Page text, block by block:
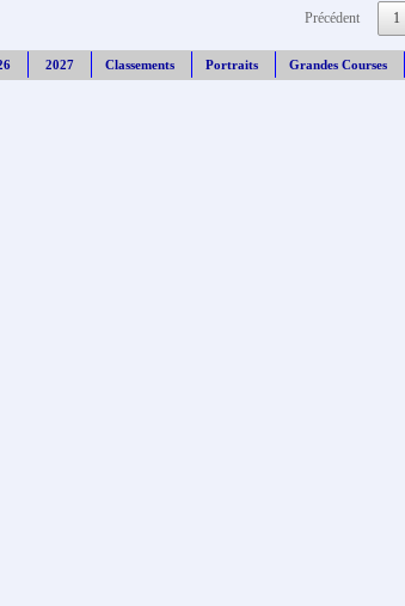
Précédent 1
2027 Classements Portraits Grandes Courses